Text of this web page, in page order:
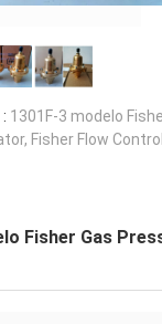
1301F-3 modelo
Fisher Flow
Fisher Gas